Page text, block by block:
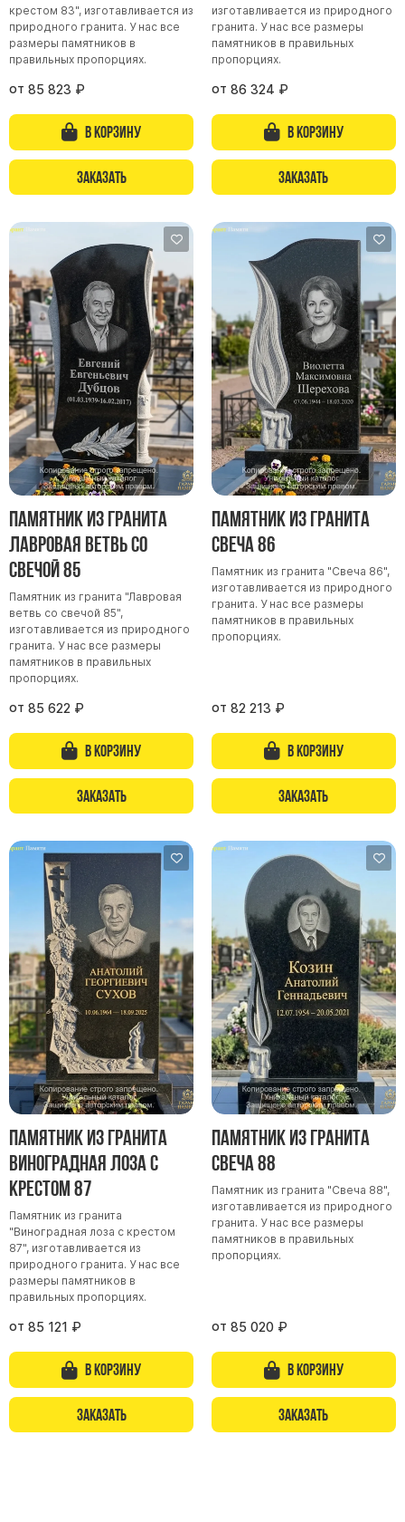
Памятники современные
Памятники стандартные
Памятники черные
Памятники со свечей
Памятники в виде дерева
Памятники с лебедями
Памятники в форме волны
Хачкары
Памятники ростовые
Памятники в форме скалы
Памятник Родителям
Флагштоки
Мемориальные доски
Буквы из латуни
Цоколь из гранита
Ограды из гранита
Ограды из чугуна
Столбы для ограды чугун
Ограды металл
Столы и лавки
Тротуарная плитка
Вазы полимерные
Скульптуры в полный рост
Барельефы
Распятие
Скорбящие
Цветы
крестом 83", изготавливается из
природного гранита. У нас все
размеры памятников в
правильных пропорциях.
от 85 823 ₽
В корзину
Заказать
изготавливается из природного
гранита. У нас все размеры
памятников в правильных
пропорциях.
от 86 324 ₽
В корзину
Заказать
Памятник из гранита
Лавровая ветвь со
свечой 85
Памятник из гранита "Лавровая
ветвь со свечой 85",
изготавливается из природного
гранита. У нас все размеры
памятников в правильных
пропорциях.
от 85 622 ₽
В корзину
Заказать
Памятник из гранита
Свеча 86
Памятник из гранита "Свеча 86",
изготавливается из природного
гранита. У нас все размеры
памятников в правильных
пропорциях.
от 82 213 ₽
В корзину
Заказать
Памятник из гранита
Виноградная лоза с
крестом 87
Памятник из гранита
"Виноградная лоза с крестом
87", изготавливается из
природного гранита. У нас все
размеры памятников в
правильных пропорциях.
от 85 121 ₽
В корзину
Заказать
Памятник из гранита
Свеча 88
Памятник из гранита "Свеча 88",
изготавливается из природного
гранита. У нас все размеры
памятников в правильных
пропорциях.
от 85 020 ₽
В корзину
Заказать